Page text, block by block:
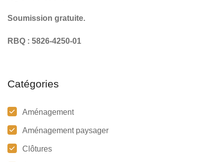
Soumission gratuite.
RBQ : 5826-4250-01
Catégories
Aménagement
Aménagement paysager
Clôtures